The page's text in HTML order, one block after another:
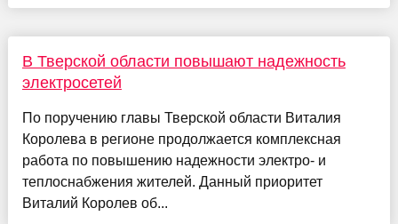
В Тверской области повышают надежность
электросетей
По поручению главы Тверской области Виталия
Королева в регионе продолжается комплексная
работа по повышению надежности электро- и
теплоснабжения жителей. Данный приоритет
Виталий Королев об...